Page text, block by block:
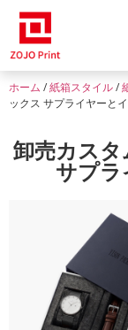
ホーム /紙箱スタイル/
ックス サプライヤーと
卸売カスタ
サプラ